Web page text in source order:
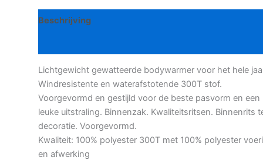
Beschrijving
Lichtgewicht gewatteerde bodywarmer voor het hele
Windresistente en waterafstotende 300T stof.
Voorgevormd en gestijld voor de beste pasvorm en een
leuke uitstraling. Binnenzak. Kwaliteitsritsen. Binnenrits
decoratie. Voorgevormd.
Kwaliteit: 100% polyester 300T met 100% polyester
en afwerking